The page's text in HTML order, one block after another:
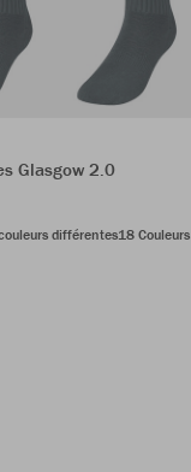
Glasgow 2.0
différentes18 Couleurs